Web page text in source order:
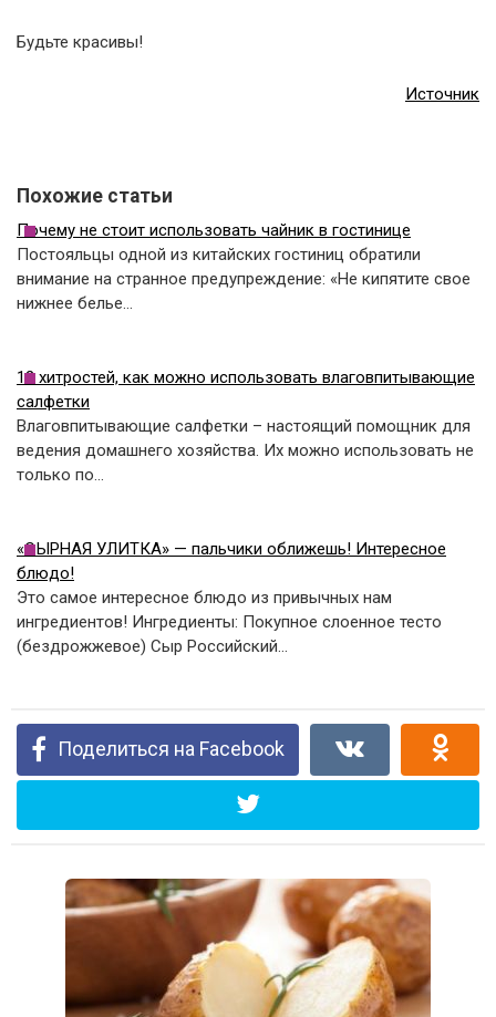
Будьте красивы!
Источник
Похожие статьи
Почему не стоит использовать чайник в гостинице
Постояльцы одной из китайских гостиниц обратили
внимание на странное предупреждение: «Не кипятите свое
нижнее белье…
12 хитростей, как можно использовать влаговпитывающие
салфетки
Влаговпитывающие салфетки – настоящий помощник для
ведения домашнего хозяйства. Их можно использовать не
только по…
«СЫРНАЯ УЛИТКА» — пальчики оближешь! Интересное
блюдо!
Это самое интересное блюдо из привычных нам
ингредиентов! Ингредиенты: Покупное слоенное тесто
(бездрожжевое) Сыр Российский…
Поделиться на Facebook